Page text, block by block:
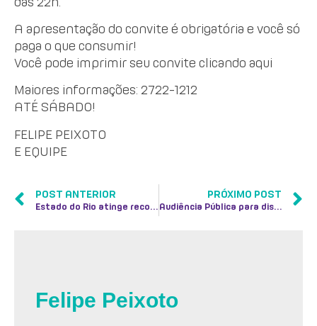
A apresentação do convite é obrigatória e você só
paga o que consumir!
Você pode imprimir seu convite clicando aqui
Maiores informações: 2722-1212
ATÉ SÁBADO!
FELIPE PEIXOTO
E EQUIPE
POST ANTERIOR
Estado do Rio atinge recorde na autorização de famílias para doação de órgãos
PRÓXIMO POST
Audiência Pública para discussaão do PLOA-2009
Felipe Peixoto